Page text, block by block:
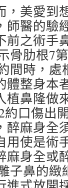
，美愛到
師醫的驗
前之術手
骨肋根7
間時，
體整身本
植鼻隆做
口傷出
醉麻身全
用使是術
麻身全或
子鼻的